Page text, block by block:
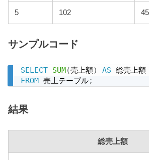
5 102
サンプルコード
SELECT SUM (売上額) AS
総売上額
FROM
売上テーブル;
結果
総売上額